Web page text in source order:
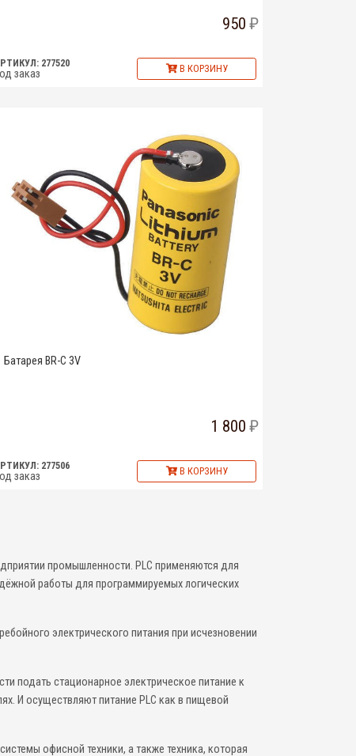
950
277520
заказ В КОРЗИНУ
Батарея BR-C 3V
1 800
277506
заказ В КОРЗИНУ
промышленности. PLC применяются для
работы для программируемых логических
электрического питания при исчезновении
подать стационарное электрическое питание к
И осуществляют питание PLC как в пищевой
офисной техники, а также техника, которая